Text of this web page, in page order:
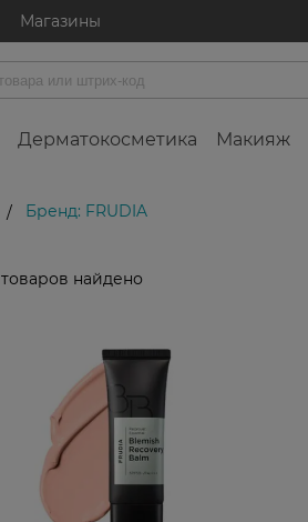
Магазины
Дерматокосметика Макияж
/ Бренд: FRUDIA
товаров найдено